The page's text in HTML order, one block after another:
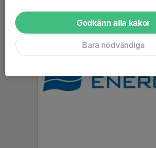
Godkänn alla kakor
Bara nödvändiga